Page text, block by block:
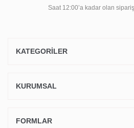
Saat 12:00’a kadar olan
KATEGORİLER
KURUMSAL
FORMLAR